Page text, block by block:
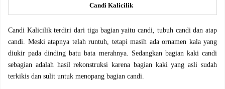
Candi Kalicilik
Candi Kalicilik terdiri dari tiga bagian yaitu candi, tubuh candi dan atap
candi. Meski atapnya telah runtuh, tetapi masih ada ornamen kala yang
diukir pada dinding batu bata merahnya. Sedangkan bagian kaki candi
sebagian adalah hasil rekonstruksi karena bagian kaki yang asli sudah
terkikis dan sulit untuk menopang bagian candi.